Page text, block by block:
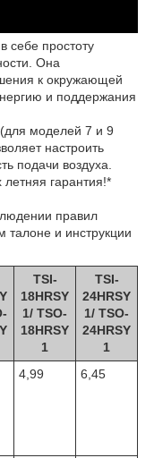
себе простоту
Она
к окружающей
и поддержания
моделей 7 и 9
настроить
подачи воздуха.
гарантия!*
правил
талоне и инструкции
TSI-
18HRSY
1/ TSO-
18HRSY
1
TSI-
24HRSY
1/ TSO-
24HRSY
1
4,99 6,45